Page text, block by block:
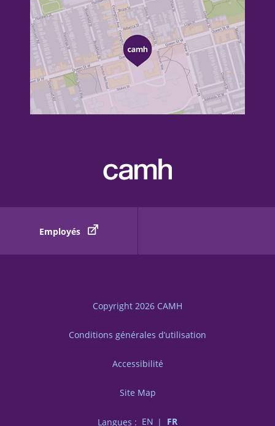
Employés
Copyright 2026 CAMH
Conditions générales d’utilisation
Accessibilité
Site Map
Langues : EN FR